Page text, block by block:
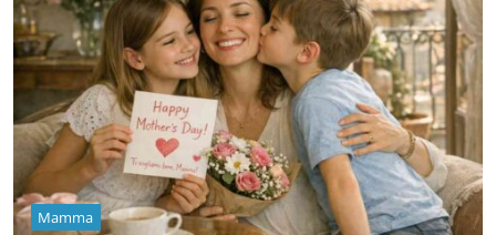
Mamma